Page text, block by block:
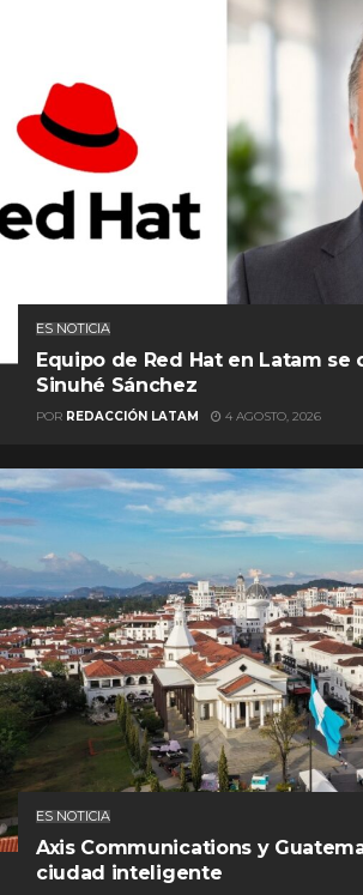
ES NOTICIA
Equipo de Red Hat en Latam se
Sinuhé Sánchez
POR REDACCIÓN LATAM 4 AGOSTO, 2026
ES NOTICIA
Axis Communications y
ciudad inteligente